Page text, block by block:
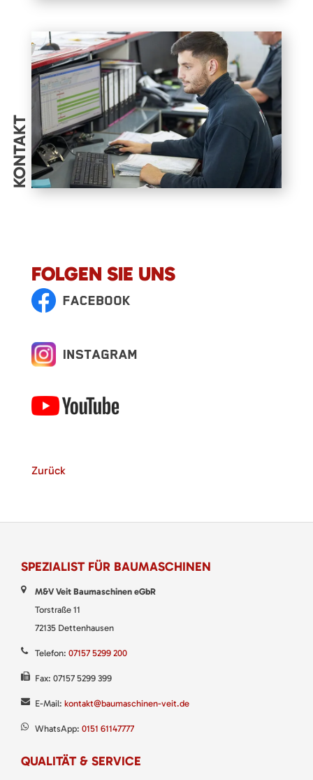
KONTAKT
FOLGEN SIE UNS
Zurück
SPEZIALIST FÜR BAUMASCHINEN
M&V Veit Baumaschinen eGbR
Torstraße 11
72135 Dettenhausen
Telefon: 07157 5299 200
Fax: 07157 5299 399
E-Mail: kontakt@baumaschinen-veit.de
WhatsApp: 0151 61147777
QUALITÄT & SERVICE